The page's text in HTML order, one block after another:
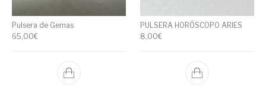
Pulsera de Gemas
65,00€
PULSERA HORÓSCOPO ARIES
8,00€